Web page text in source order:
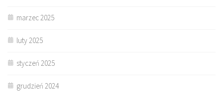
marzec 2025
luty 2025
styczeń 2025
grudzień 2024